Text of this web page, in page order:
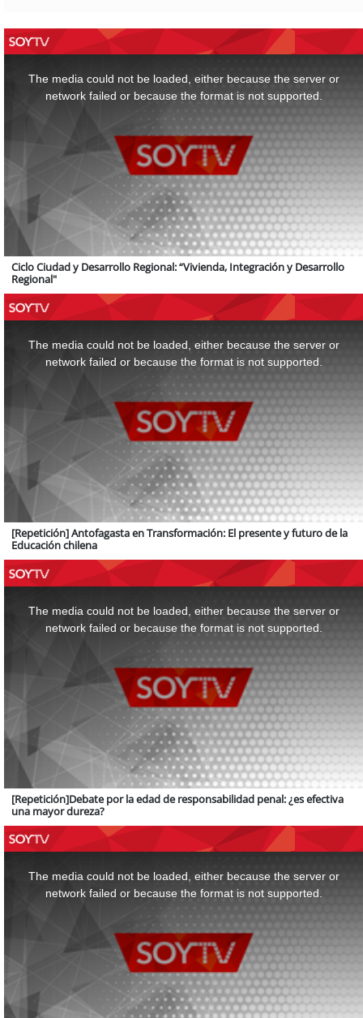
The media could not be loaded, either because the server or
network failed or because the format is not supported.
Ciclo Ciudad y Desarrollo Regional: “Vivienda, Integración y Desarrollo
Regional"
The media could not be loaded, either because the server or
network failed or because the format is not supported.
[Repetición] Antofagasta en Transformación: El presente y futuro de la
Educación chilena
The media could not be loaded, either because the server or
network failed or because the format is not supported.
[Repetición]Debate por la edad de responsabilidad penal: ¿es efectiva
una mayor dureza?
The media could not be loaded, either because the server or
network failed or because the format is not supported.